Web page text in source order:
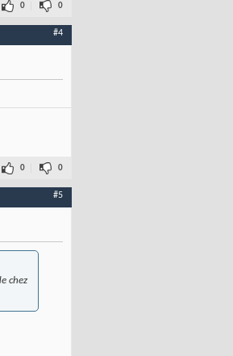
0 0
#4
0 0
#5
chez